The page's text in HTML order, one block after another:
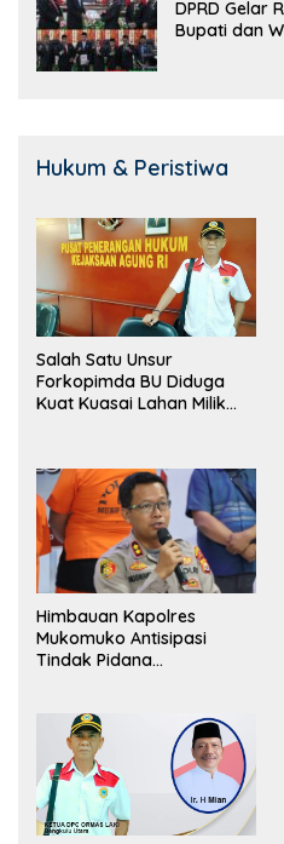
DPRD Gelar
Bupati dan
Hukum & Peristiwa
Salah Satu Unsur
Forkopimda BU Diduga
Kuat Kuasai Lahan Milik
Himbauan Kapolres
Mukomuko Antisipasi
Tindak Pidana